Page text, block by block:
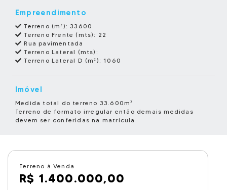
Empreendimento
Terreno (m²):33600
Terreno Frente (mts): 22
Rua pavimentada
Terreno Lateral (mts):
Terreno Lateral D (m²): 1060
Imóvel
Medida total do terreno 33.600m²
Terreno de formato irregular então demais medidas
devem ser conferidas na matrícula.
Terreno à Venda
R$ 1.400.000,00